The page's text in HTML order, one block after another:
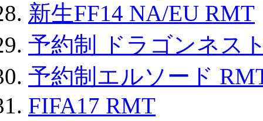
新生FF14 NA/EU RMT
予約制 ドラゴンネス
予約制エルソード
FIFA17 RMT